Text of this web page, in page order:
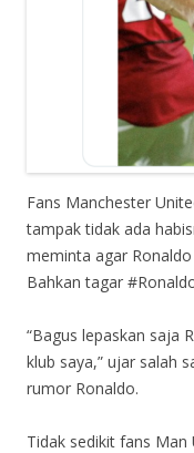
Fans Manchester
tampak tidak ada
meminta agar
Bahkan tagar
“Bagus lepaskan saja
klub saya,” ujar salah
rumor Ronaldo.
Tidak sedikit fans